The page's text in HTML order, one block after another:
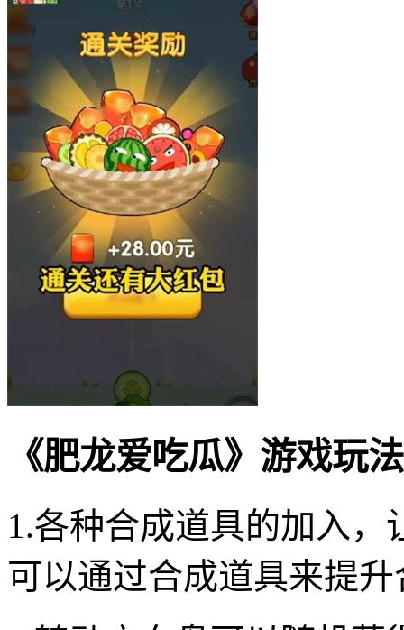
《肥龙爱吃瓜》游戏玩
1.各种合成道具的加入
可以通过合成道具来提